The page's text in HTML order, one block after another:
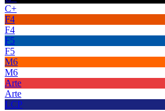
C+
F4
F4
F5
F5
M6
M6
Arte
Arte
LCP